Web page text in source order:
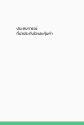
ประสบการณ์
ที่น่าประทับใจและคุ้มค่า